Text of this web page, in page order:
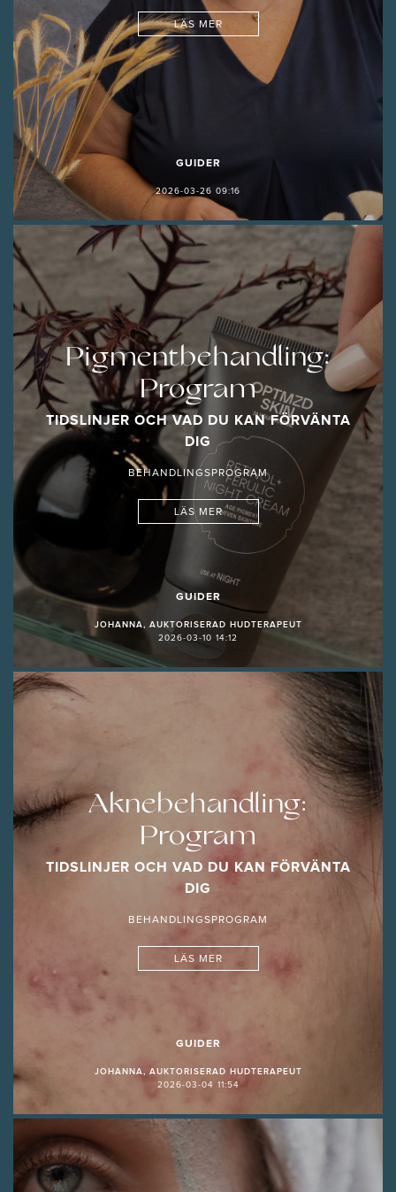
LÄS MER
GUIDER
2026-03-26 09:16
Pigmentbehandling:
Program
TIDSLINJER OCH VAD DU KAN FÖRVÄNTA
DIG
BEHANDLINGSPROGRAM
LÄS MER
GUIDER
JOHANNA, AUKTORISERAD HUDTERAPEUT
2026-03-10 14:12
Aknebehandling:
Program
TIDSLINJER OCH VAD DU KAN FÖRVÄNTA
DIG
BEHANDLINGSPROGRAM
LÄS MER
GUIDER
JOHANNA, AUKTORISERAD HUDTERAPEUT
2026-03-04 11:54